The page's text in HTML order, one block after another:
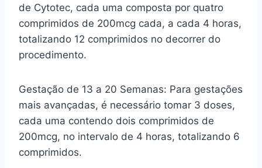
de Cytotec, cada uma composta por quatro
comprimidos de 200mcg cada, a cada 4 horas,
totalizando 12 comprimidos no decorrer do
procedimento.
Gestação de 13 a 20 Semanas: Para gestações
mais avançadas, é necessário tomar 3 doses,
cada uma contendo dois comprimidos de
200mcg, no intervalo de 4 horas, totalizando 6
comprimidos.